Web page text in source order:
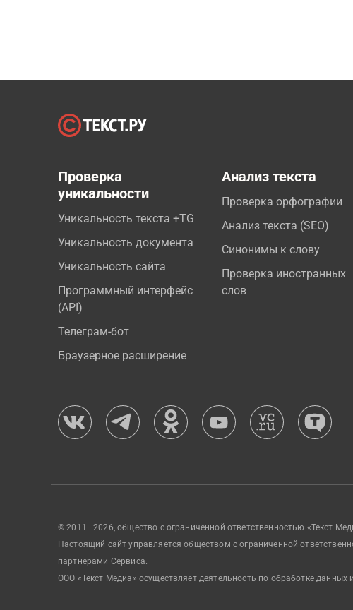
Проверка
уникальности
Уникальность текста +TG
Уникальность документа
Уникальность сайта
Программный интерфейс
(API)
Телеграм-бот
Браузерное расширение
Анализ текста
Проверка орфографии
Анализ текста (SEO)
Синонимы к слову
Проверка иностранных
слов
© 2011—2026, общество с ограниченной ответственностью «Текст
Настоящий сайт управляется обществом с ограниченной
партнерами Сервиса.
ООО «Текст Медиа» осуществляет деятельность по обработке